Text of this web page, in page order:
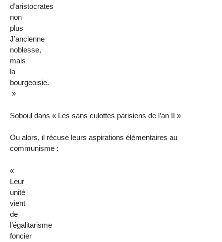
d’aristocrates
non
plus
J’ancienne
noblesse,
mais
la
bourgeoisie.
»
Soboul dans « Les sans culottes parisiens de l’an II »
Ou alors, il récuse leurs aspirations élémentaires au
communisme :
«
Leur
unité
vient
de
l’égalitarisme
foncier